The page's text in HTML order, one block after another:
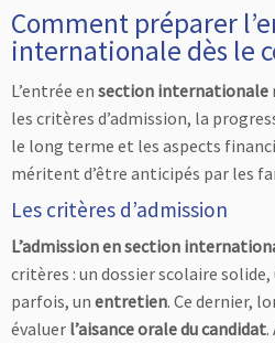
Comment préparer
internationale dès le
L’entrée en section internationale
les critères d’admission, la
le long terme et les aspects
méritent d’être anticipés par les
Les critères d’admission
​​L’admission en section
critères : un dossier scolaire
parfois, un entretien. Ce dernier,
évaluer l’aisance orale du candidat